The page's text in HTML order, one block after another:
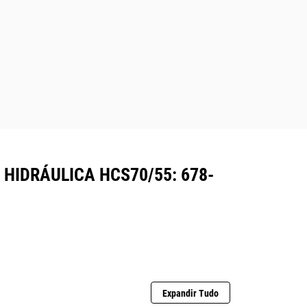
HIDRÁULICA HCS70/55: 678-
Expandir Tudo